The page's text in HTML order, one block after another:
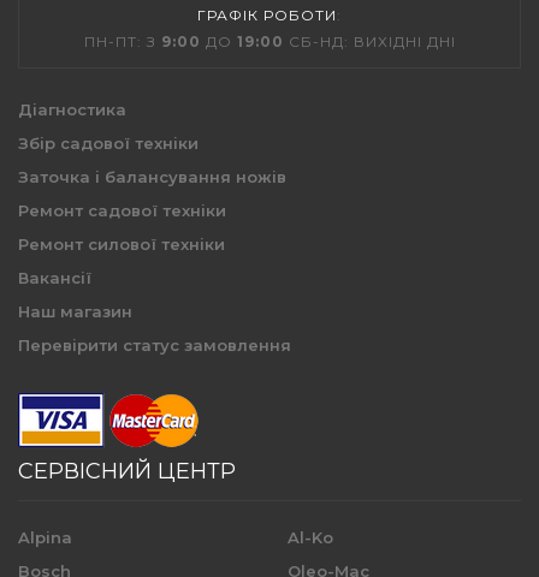
ГРАФІК РОБОТИ :
ПН-ПТ: З 9:00 ДО 19:00 СБ-НД: ВИХІДНІ ДНІ
Діагностика
Збір садової техніки
Заточка і балансування ножів
Ремонт садової техніки
Ремонт силової техніки
Вакансії
Наш магазин
Перевірити статус замовлення
СЕРВІСНИЙ ЦЕНТР
Alpina
Bosch
Al-Ko
Oleo-Mac